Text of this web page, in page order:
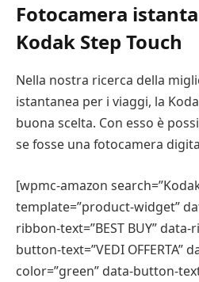
Fotocamera
Kodak Step Touch
Nella nostra ricerca della
istantanea per i viaggi, la
buona scelta. Con esso è
se fosse una fotocamera
[wpmc-amazon
template=”product-widget”
ribbon-text=”BEST BUY”
button-text=”VEDI OFFERTA”
color=”green” data-button-